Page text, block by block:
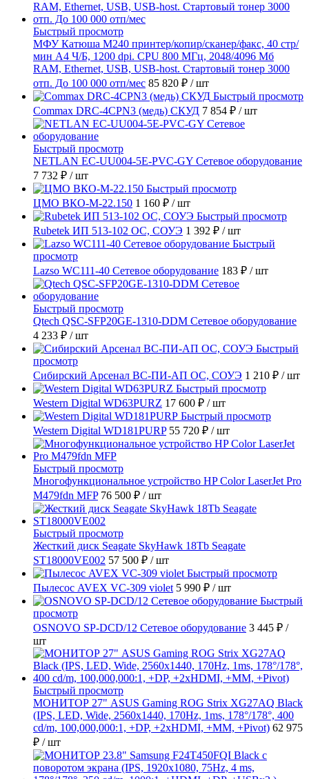
Быстрый просмотр
МФУ Катюша M240 принтер/копир/сканер/факс, 40 стр/
мин А4 Ч/Б, 1200 dpi. CPU 800 МГц, 2048/4096 Мб
RAM, Ethernet, USB, USB-host. Стартовый тонер 3000
отп. До 100 000 отп/мес 85 820 ₽ / шт
Быстрый просмотр
Commax DRC-4CPN3 (медь) СКУД 7 854 ₽ / шт
Быстрый просмотр
NETLAN EC-UU004-5E-PVC-GY Сетевое оборудование
7 732 ₽ / шт
Быстрый просмотр
ЦМО ВКО-М-22.150 1 160 ₽ / шт
Быстрый просмотр
Rubetek ИП 513-102 ОС, СОУЭ 1 392 ₽ / шт
Быстрый
просмотр
Lazso WC111-40 Сетевое оборудование 183 ₽ / шт
Быстрый просмотр
Qtech QSC-SFP20GE-1310-DDM Сетевое оборудование
4 233 ₽ / шт
Быстрый
просмотр
Сибирский Арсенал ВС-ПИ-АП ОС, СОУЭ 1 210 ₽ / шт
Быстрый просмотр
Western Digital WD63PURZ 17 600 ₽ / шт
Быстрый просмотр
Western Digital WD181PURP 55 720 ₽ / шт
Быстрый просмотр
Многофункциональное устройство HP Color LaserJet Pro
M479fdn MFP 76 500 ₽ / шт
Быстрый просмотр
Жесткий диск Seagate SkyHawk 18Tb Seagate
ST18000VE002 57 500 ₽ / шт
Быстрый просмотр
Пылесос AVEX VC-309 violet 5 990 ₽ / шт
Быстрый
просмотр
OSNOVO SP-DCD/12 Сетевое оборудование 3 445 ₽ /
шт
Быстрый просмотр
МОНИТОР 27" ASUS Gaming ROG Strix XG27AQ Black
(IPS, LED, Wide, 2560x1440, 170Hz, 1ms, 178°/178°, 400
cd/m, 100,000,000:1, +DP, +2хHDMI, +MM, +Pivot) 62 975
₽ / шт